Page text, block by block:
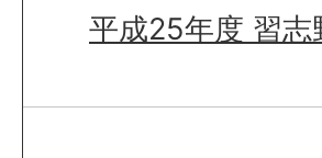
平成25年度 習志